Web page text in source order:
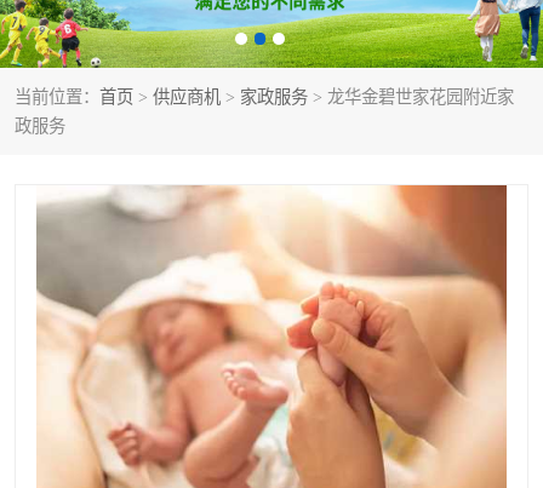
当前位置： 首页 > 供应商机 > 家政服务 > 龙华金碧世家花园附近家
政服务